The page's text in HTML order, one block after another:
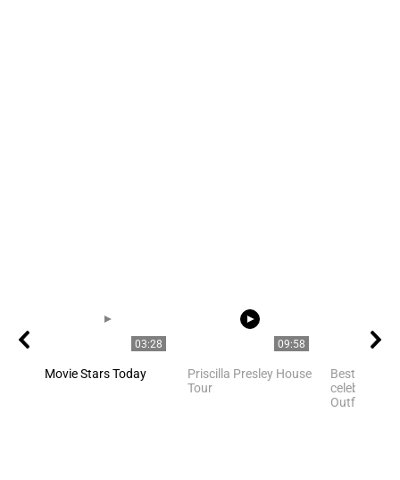
03:28
Movie Stars Today
09:58
Priscilla Presley House
Tour
Best
celebrities
Outfit Ideas